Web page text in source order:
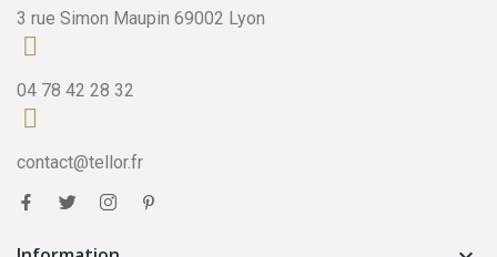
3 rue Simon Maupin 69002 Lyon
04 78 42 28 32
contact@tellor.fr